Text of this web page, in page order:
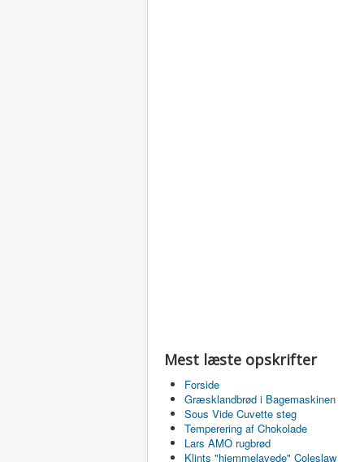
Mest læste opskrifter
Forside
Græsklandbrød i Bagemaskinen
Sous Vide Cuvette steg
Temperering af Chokolade
Lars AMO rugbrød
Klints "hjemmelavede" Coleslaw